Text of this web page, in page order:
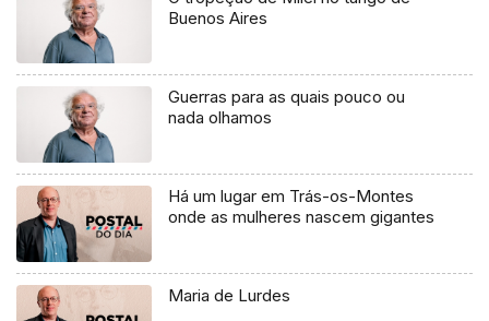
Buenos Aires
Guerras para as quais pouco ou
nada olhamos
Há um lugar em Trás-os-Montes
onde as mulheres nascem gigantes
Maria de Lurdes